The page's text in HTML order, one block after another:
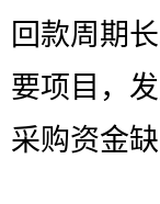
回款周期
要项目，
采购资金